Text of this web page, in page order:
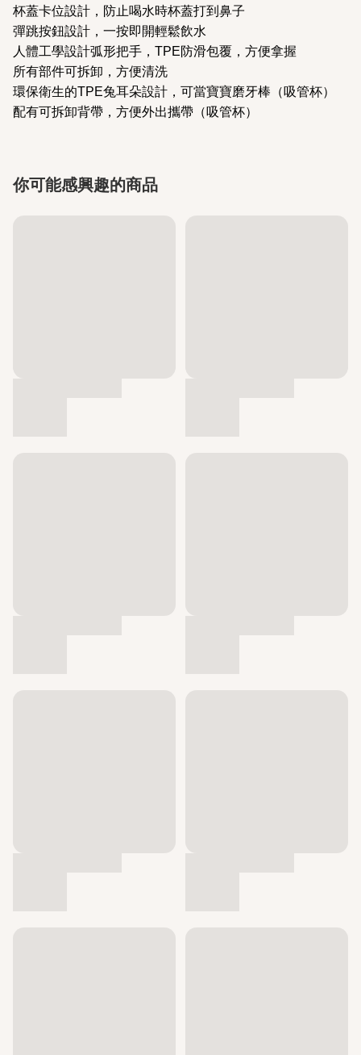
杯蓋卡位設計，防止喝水時杯蓋打到鼻子
彈跳按鈕設計，一按即開輕鬆飲水
人體工學設計弧形把手，TPE防滑包覆，方便拿握
所有部件可拆卸，方便清洗
環保衛生的TPE兔耳朵設計，可當寶寶磨牙棒（吸管杯）
配有可拆卸背帶，方便外出攜帶（吸管杯）
你可能感興趣的商品